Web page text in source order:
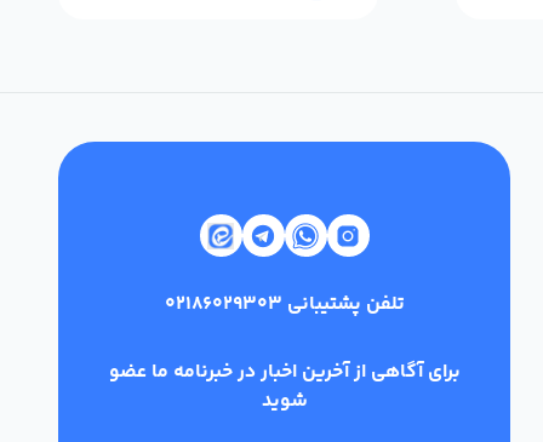
تلفن پشتیبانی 02186029303
برای آگاهی از آخرین اخبار در خبرنامه ما عضو
شوید